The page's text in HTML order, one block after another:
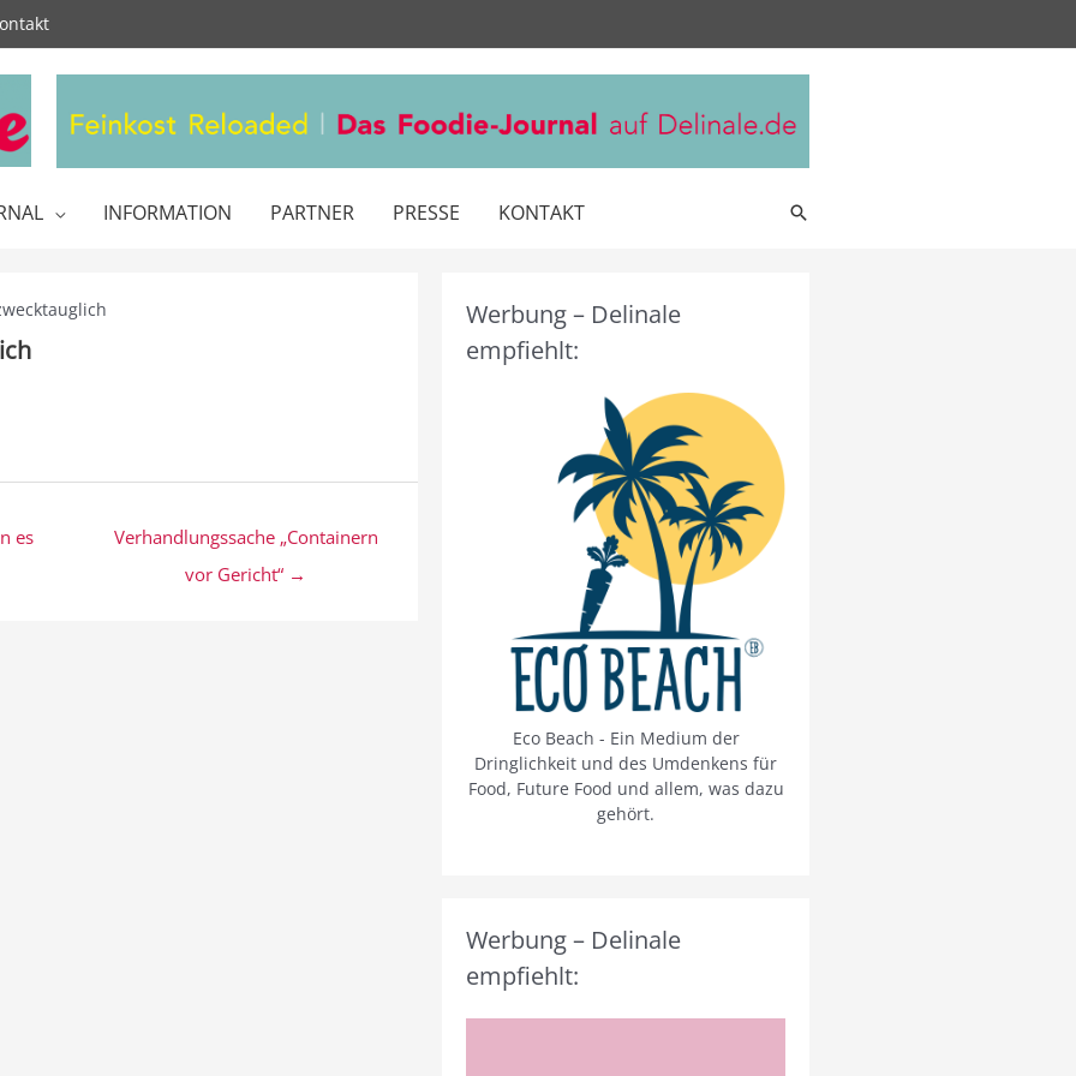
INFORMATION PARTNER PRESSE KONTAKT Suche
es
Verhandlungssache „Containern
vor Gericht“ →
Werbung – Delinale
empfiehlt:
Eco Beach - Ein Medium der
Dringlichkeit und des Umdenkens für
Food, Future Food und allem, was dazu
gehört.
Werbung – Delinale
empfiehlt: